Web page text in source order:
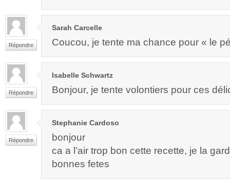
Répondre
Sarah Carcelle
Coucou, je tente ma chance pour « le
Répondre
Isabelle Schwartz
Bonjour, je tente volontiers pour ces
Répondre
Stephanie Cardoso
bonjour
ca a l’air trop bon cette recette, je la
bonnes fetes